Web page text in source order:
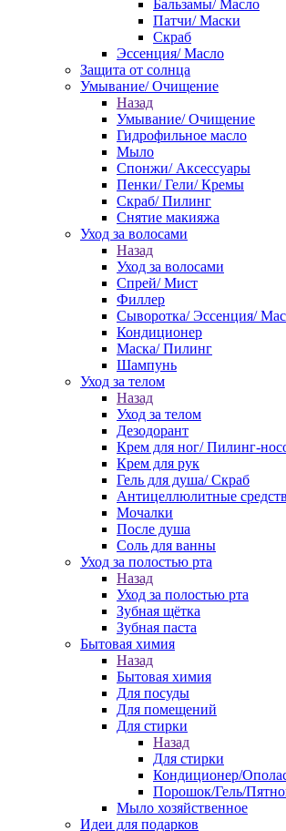
Бальзамы/ Масло
Патчи/ Маски
Скраб
Эссенция/ Масло
Защита от солнца
Умывание/ Очищение
Назад
Умывание/ Очищение
Гидрофильное масло
Мыло
Спонжи/ Аксессуары
Пенки/ Гели/ Кремы
Скраб/ Пилинг
Снятие макияжа
Уход за волосами
Назад
Уход за волосами
Спрей/ Мист
Филлер
Сыворотка/ Эссенция/
Кондиционер
Маска/ Пилинг
Шампунь
Уход за телом
Назад
Уход за телом
Дезодорант
Крем для ног/ Пилинг-
Крем для рук
Гель для душа/ Скраб
Антицеллюлитные
Мочалки
После душа
Соль для ванны
Уход за полостью рта
Назад
Уход за полостью рта
Зубная щётка
Зубная паста
Бытовая химия
Назад
Бытовая химия
Для посуды
Для помещений
Для стирки
Назад
Для стирки
Кондиционер/
Порошок/Гель/
Мыло хозяйственное
Идеи для подарков